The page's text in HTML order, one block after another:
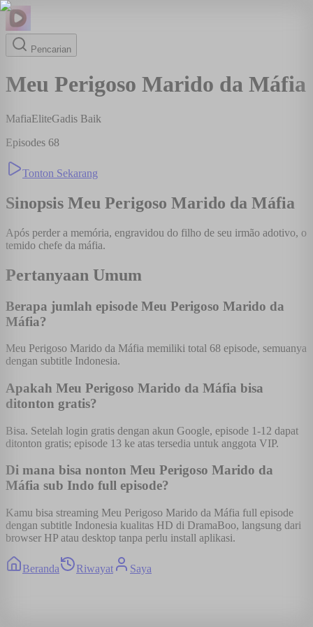
Pencarian
Meu Perigoso Marido da Máfia
MafiaEliteGadis Baik
Episodes 68
Tonton Sekarang
Sinopsis Meu Perigoso Marido da Máfia
Após perder a memória, engravidou do filho de seu irmão adotivo, o
temido chefe da máfia.
Pertanyaan Umum
Berapa jumlah episode Meu Perigoso Marido da
Máfia?
Meu Perigoso Marido da Máfia memiliki total 68 episode, semuanya
dengan subtitle Indonesia.
Apakah Meu Perigoso Marido da Máfia bisa
ditonton gratis?
Bisa. Setelah login gratis dengan akun Google, episode 1-12 dapat
ditonton gratis; episode 13 ke atas tersedia untuk anggota VIP.
Di mana bisa nonton Meu Perigoso Marido da
Máfia sub Indo full episode?
Kamu bisa streaming Meu Perigoso Marido da Máfia full episode
dengan subtitle Indonesia kualitas HD di DramaBoo, langsung dari
browser HP atau desktop tanpa perlu install aplikasi.
Beranda Riwayat Saya